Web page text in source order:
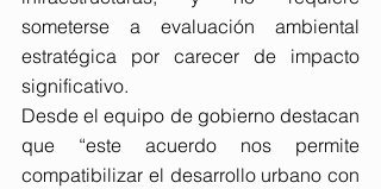
someterse a evaluación ambiental
estratégica por carecer de impacto
significativo.
Desde el equipo de gobierno destacan
que “este acuerdo nos permite
compatibilizar el desarrollo urbano con